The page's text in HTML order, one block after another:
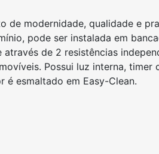
de modernidade, qualidade e
pode ser instalada em
de 2 resistências
Possui luz interna,
é esmaltado em Easy-Clean.